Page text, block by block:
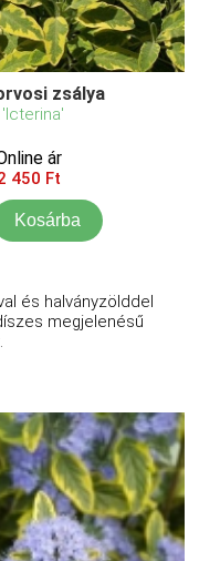
zsálya
ár
450 Ft
Kosárba
és halványzölddel
megjelenésű